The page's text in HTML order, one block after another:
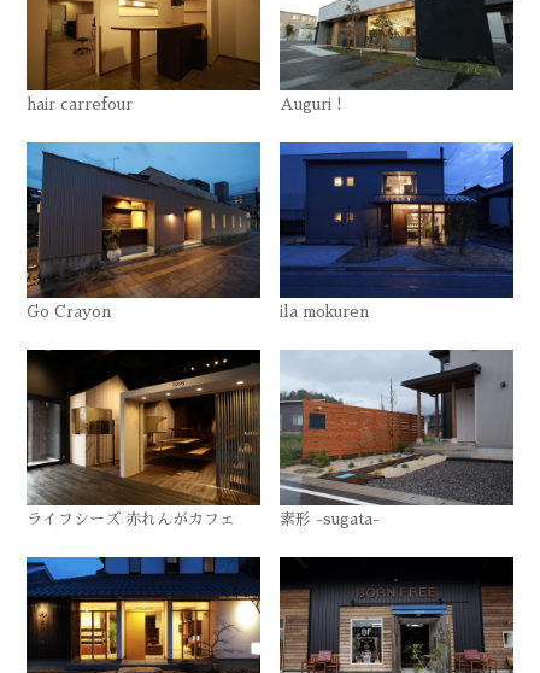
hair carrefour Auguri !
Go Crayon ila mokuren
ライフシーズ 赤れんがカフェ 素形 -sugata-